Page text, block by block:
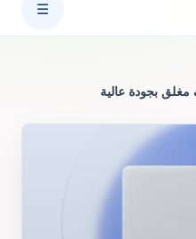
☰
مغلق بجودة عالية